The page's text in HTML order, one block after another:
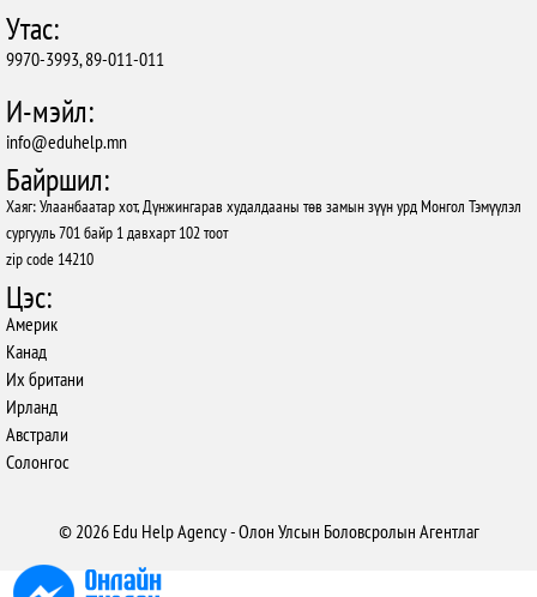
Утас:
9970-3993, 89-011-011
И-мэйл:
info@eduhelp.mn
Байршил:
Хаяг: Улаанбаатар хот, Дүнжингарав худалдааны төв замын зүүн урд Монгол Тэмүүлэл
сургууль 701 байр 1 давхарт 102 тоот
zip code 14210
Цэс:
Америк
Канад
Их британи
Ирланд
Австрали
Солонгос
© 2026 Edu Help Agency - Олон Улсын Боловсролын Агентлаг